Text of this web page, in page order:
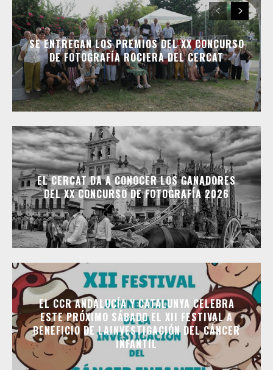
SE ENTREGAN LOS PREMIOS DEL XX CONCURSO
DE FOTOGRAFÍA ROCIERA DEL CERCAT
EL CERCAT DA A CONOCER LOS GANADORES
DEL XX CONCURSO DE FOTOGRAFÍA 2026
EL CCR ANDALUCÍA Y CATALUNYA CELEBRA
ESTE PRÓXIMO SÁBADO EL XII FESTIVAL A
BENEFICIO DE LAINVESTIGACIÓN DEL CÁNCER
INFANTIL